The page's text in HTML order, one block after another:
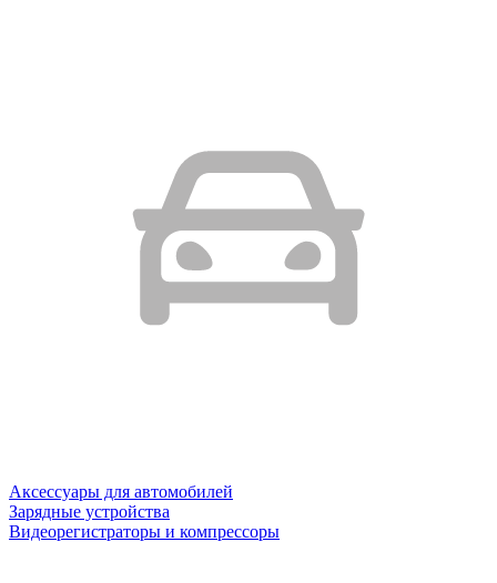
Аксессуары для автомобилей
Зарядные устройства
Видеорегистраторы и компрессоры